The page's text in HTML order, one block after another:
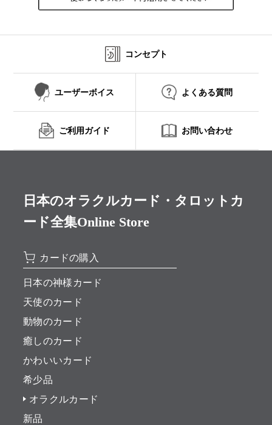
コンセプト
ユーザーボイス よくある質問
ご利用ガイド お問い合わせ
日本のオラクルカード・タロットカ
ード全集Online Store
カードの購入
日本の神様カード
天使のカード
動物のカード
癒しのカード
かわいいカード
希少品
オラクルカード
新品